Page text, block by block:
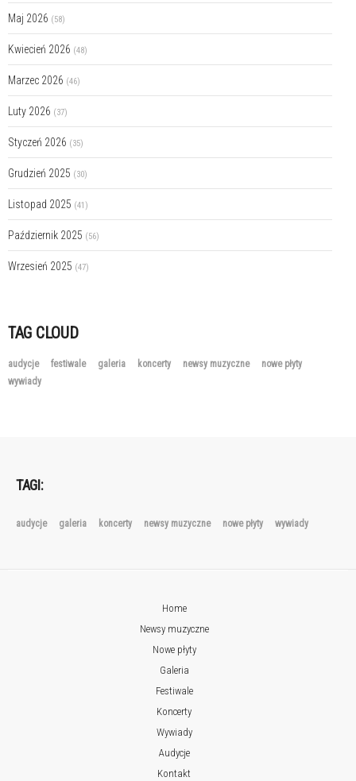
Maj 2026 (58)
Kwiecień 2026 (48)
Marzec 2026 (46)
Luty 2026 (37)
Styczeń 2026 (35)
Grudzień 2025 (30)
Listopad 2025 (41)
Październik 2025 (56)
Wrzesień 2025 (47)
TAG CLOUD
audycje festiwale galeria koncerty newsy muzyczne
nowe płyty
wywiady
TAGI:
audycje galeria koncerty newsy muzyczne nowe płyty wywiady
Home
Newsy muzyczne
Nowe płyty
Galeria
Festiwale
Koncerty
Wywiady
Audycje
Kontakt